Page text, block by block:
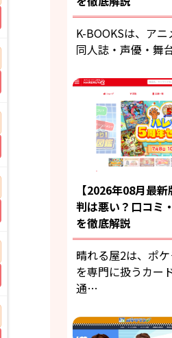
K-BOOKSは、ア
同人誌・声優・舞
【2026年08月最
判は悪い？口コミ
を徹底解説
晴れる屋2は、ポ
を専門に扱うカー
通…